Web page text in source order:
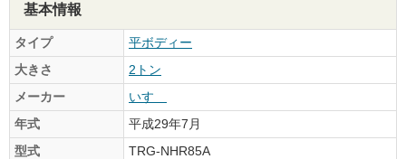
基本情報
タイプ
平ボディー
大きさ
2トン
メーカー
いすゞ
年式
平成29年7月
型式
TRG-NHR85A